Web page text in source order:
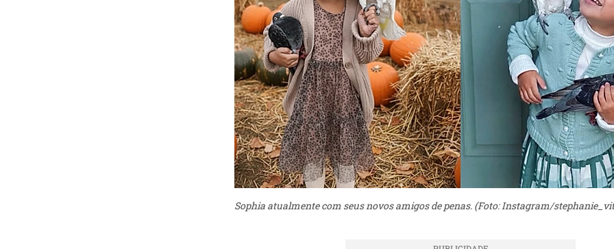
Sophia atualmente com seus novos amigos de penas. (Foto: Instagram/